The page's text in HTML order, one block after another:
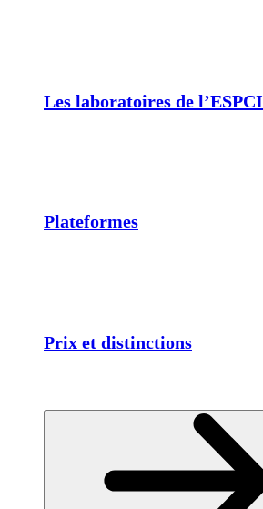
Les laboratoires de l’ESPCI
Plateformes
Prix et distinctions